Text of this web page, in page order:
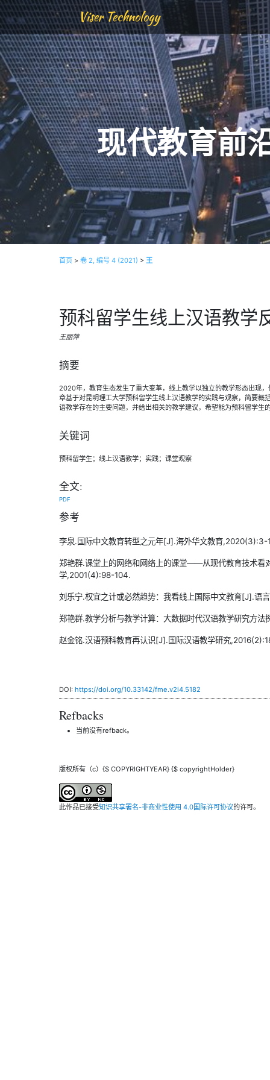
Viser Technology
现代教育前
首页 > 卷 2, 编号 4 (2021) > 王
预科留学生线上汉语教学
王丽萍
摘要
2020年，教育生态发生了重大变革，线上教学以独立的教学形态出现
章基于对昆明理工大学预科留学生线上汉语教学的实践与观察，简要概
语教学存在的主要问题，并给出相关的教学建议，希望能为预科留学生
关键词
预科留学生；线上汉语教学；实践；课堂观察
全文:
PDF
参考
李泉.国际中文教育转型之元年[J].海外华文教育,2020(3):3-
郑艳群.课堂上的网络和网络上的课堂——从现代教育技术看
学,2001(4):98-104.
刘乐宁.权宜之计或必然趋势：我看线上国际中文教育[J].语
郑艳群.教学分析与教学计算：大数据时代汉语教学研究方
赵金铭.汉语预科教育再认识[J].国际汉语教学研究
DOI: https://doi.org/10.33142/fme.v2i4.5182
Refbacks
当前没有refback。
版权所有（c）{$ COPYRIGHTYEAR} {$ copyrightHolder}
此作品已接受知识共享署名-非商业性使用 4.0国际许可协议的许可。